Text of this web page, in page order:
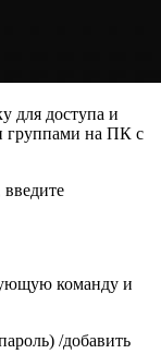
для доступа и
группами на ПК с
введите
команду и
/добавить